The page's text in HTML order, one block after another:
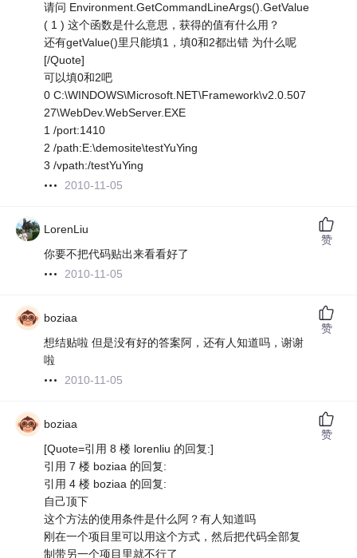
请问 Environment.GetCommandLineArgs().GetValue
( 1 ) 这个函数是什么意思，获得的值有什么用？
还有getValue()里只能填1，填0和2都出错 为什么呢
[/Quote]
可以填0和2吧
0 C:\WINDOWS\Microsoft.NET\Framework\v2.0.507
27\WebDev.WebServer.EXE
1 /port:1410
2 /path:E:\demosite\testYuYing
3 /vpath:/testYuYing
2010-11-05
LorenLiu
你要不把代码贴出来看看好了
2010-11-05
赞
boziaa
想结贴啦 但是没有好的答案阿，还有人知道吗，谢谢
啦
2010-11-05
赞
boziaa
[Quote=引用 8 楼 lorenliu 的回复:]
引用 7 楼 boziaa 的回复:
引用 4 楼 boziaa 的回复:
自己顶下
这个方法的使用条件是什么阿？有人知道吗
刚在一个项目里可以用这个方式，然后把代码全部复
制带另一个项目里就不行了
赞